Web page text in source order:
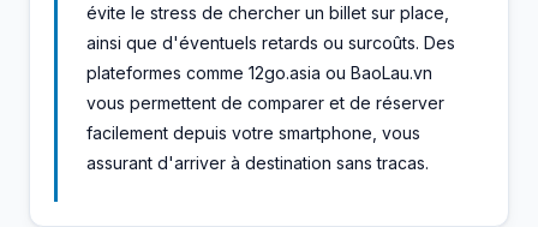
évite le stress de chercher un billet sur place,
ainsi que d'éventuels retards ou surcoûts. Des
plateformes comme 12go.asia ou BaoLau.vn
vous permettent de comparer et de réserver
facilement depuis votre smartphone, vous
assurant d'arriver à destination sans tracas.